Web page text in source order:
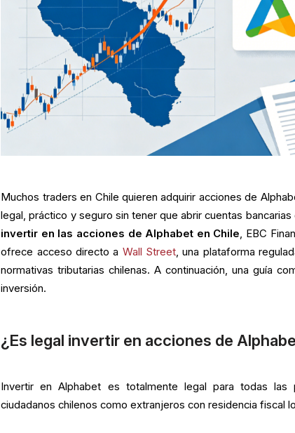
Muchos traders en Chile quieren adquirir acciones de
legal, práctico y seguro sin tener que abrir cuentas
invertir en las acciones de Alphabet en Chile , EBC
ofrece acceso directo a Wall Street, una plataforma
normativas tributarias chilenas. A continuación, una guía
inversión.
¿Es legal invertir en acciones de
Invertir en Alphabet es totalmente legal para todas las
ciudadanos chilenos como extranjeros con residencia fiscal